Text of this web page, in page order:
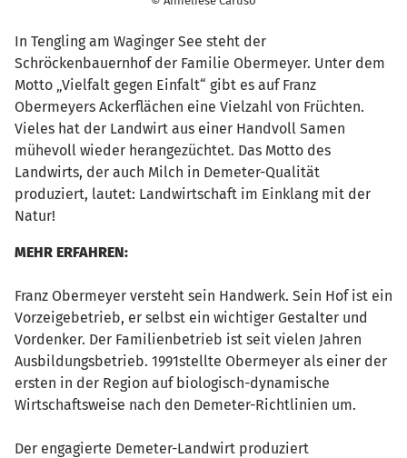
In Tengling am Waginger See steht der
Schröckenbauernhof der Familie Obermeyer. Unter dem
Motto „Vielfalt gegen Einfalt“ gibt es auf Franz
Obermeyers Ackerflächen eine Vielzahl von Früchten.
Vieles hat der Landwirt aus einer Handvoll Samen
mühevoll wieder herangezüchtet. Das Motto des
Landwirts, der auch Milch in Demeter-Qualität
produziert, lautet: Landwirtschaft im Einklang mit der
Natur!
MEHR ERFAHREN:
Franz Obermeyer versteht sein Handwerk. Sein Hof ist ein
Vorzeigebetrieb, er selbst ein wichtiger Gestalter und
Vordenker. Der Familienbetrieb ist seit vielen Jahren
Ausbildungsbetrieb. 1991stellte Obermeyer als einer der
ersten in der Region auf biologisch-dynamische
Wirtschaftsweise nach den Demeter-Richtlinien um.
Der engagierte Demeter-Landwirt produziert